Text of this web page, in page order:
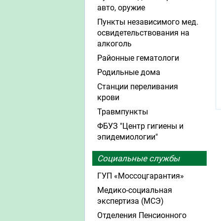
авто, оружие
Пункты независимого мед.
освидетельствования на
алкоголь
Районные гематологи
Родильные дома
Станции переливания
крови
Травмпункты
ФБУЗ "Центр гигиены и
эпидемиологии"
Социальные службы
ГУП «Моссоцгарантия»
Медико-социальная
экспертиза (МСЭ)
Отделения Пенсионного